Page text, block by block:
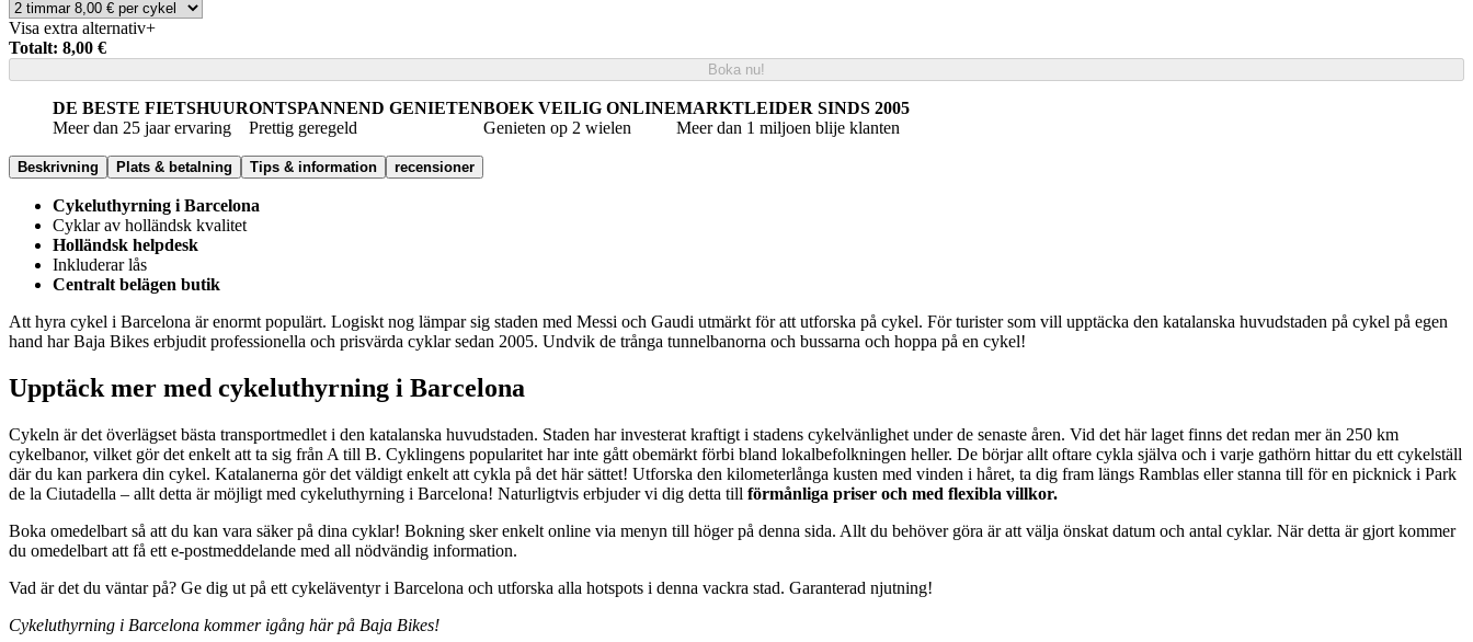
Visa extra alternativ+
Totalt: 8,00 €
Boka nu!
DE BESTE FIETSHUUR
Meer dan 25 jaar ervaring
ONTSPANNEND GENIETEN
Prettig geregeld
BOEK VEILIG ONLINE
Genieten op 2 wielen
MARKTLEIDER SINDS 2005
Meer dan 1 miljoen blije klanten
Beskrivning Plats & betalning Tips & information recensioner
Cykeluthyrning i Barcelona
Cyklar av holländsk kvalitet
Holländsk helpdesk
Inkluderar lås
Centralt belägen butik
Att hyra cykel i Barcelona är enormt populärt. Logiskt nog lämpar sig staden med Messi och Gaudi utmärkt för att utforska på cykel. För turister som vill upptäcka den katalanska huvudstaden på cykel på egen
hand har Baja Bikes erbjudit professionella och prisvärda cyklar sedan 2005. Undvik de trånga tunnelbanorna och bussarna och hoppa på en cykel!
Upptäck mer med cykeluthyrning i Barcelona
Cykeln är det överlägset bästa transportmedlet i den katalanska huvudstaden. Staden har investerat kraftigt i stadens cykelvänlighet under de senaste åren. Vid det här laget finns det redan mer än 250 km
cykelbanor, vilket gör det enkelt att ta sig från A till B. Cyklingens popularitet har inte gått obemärkt förbi bland lokalbefolkningen heller. De börjar allt oftare cykla själva och i varje gathörn hittar du ett cykelställ
där du kan parkera din cykel. Katalanerna gör det väldigt enkelt att cykla på det här sättet! Utforska den kilometerlånga kusten med vinden i håret, ta dig fram längs Ramblas eller stanna till för en picknick i Park
de la Ciutadella – allt detta är möjligt med cykeluthyrning i Barcelona! Naturligtvis erbjuder vi dig detta till förmånliga priser och med flexibla villkor.
Boka omedelbart så att du kan vara säker på dina cyklar! Bokning sker enkelt online via menyn till höger på denna sida. Allt du behöver göra är att välja önskat datum och antal cyklar. När detta är gjort kommer
du omedelbart att få ett e-postmeddelande med all nödvändig information.
Vad är det du väntar på? Ge dig ut på ett cykeläventyr i Barcelona och utforska alla hotspots i denna vackra stad. Garanterad njutning!
Cykeluthyrning i Barcelona kommer igång här på Baja Bikes!